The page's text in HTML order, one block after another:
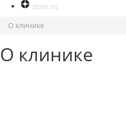
dzen.ru
О клинике
О клинике